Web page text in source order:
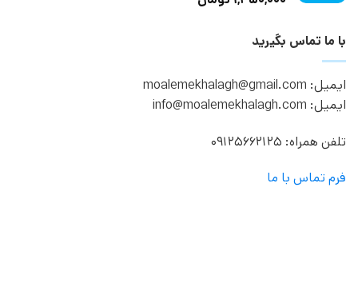
با ما تماس بگیرید
ایمیل: moalemekhalagh@gmail.com
ایمیل: info@moalemekhalagh.com
تلفن همراه: 09125662125
فرم تماس با ما